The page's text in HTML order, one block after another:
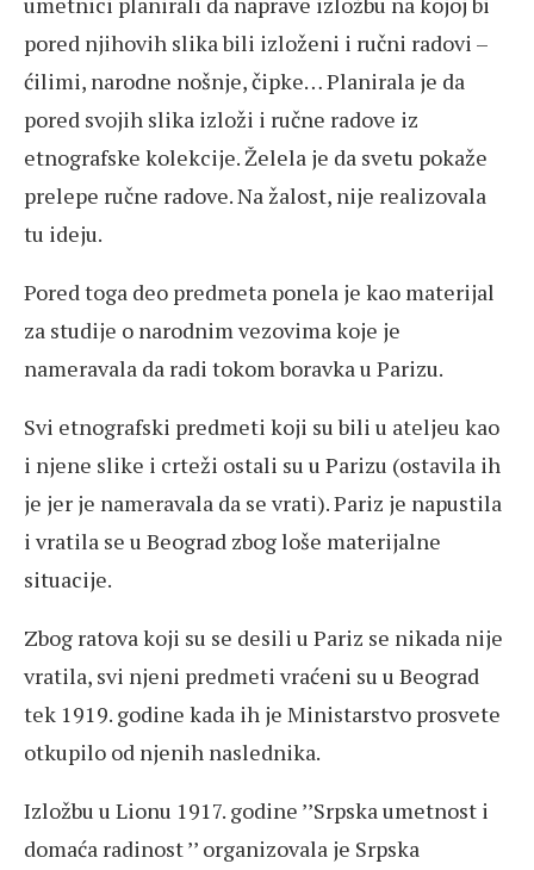
pored njihovih slika bili izloženi i ručni radovi –
ćilimi, narodne nošnje, čipke… Planirala je da
pored svojih slika izloži i ručne radove iz
etnografske kolekcije. Želela je da svetu pokaže
prelepe ručne radove. Na žalost, nije realizovala
tu ideju.
Pored toga deo predmeta ponela je kao materijal
za studije o narodnim vezovima koje je
nameravala da radi tokom boravka u Parizu.
Svi etnografski predmeti koji su bili u ateljeu kao
i njene slike i crteži ostali su u Parizu (ostavila ih
je jer je nameravala da se vrati). Pariz je napustila
i vratila se u Beograd zbog loše materijalne
situacije.
Zbog ratova koji su se desili u Pariz se nikada nije
vratila, svi njeni predmeti vraćeni su u Beograd
tek 1919. godine kada ih je Ministarstvo prosvete
otkupilo od njenih naslednika.
Izložbu u Lionu 1917. godine ’’Srpska umetnost i
domaća radinost ’’ organizovala je Srpska